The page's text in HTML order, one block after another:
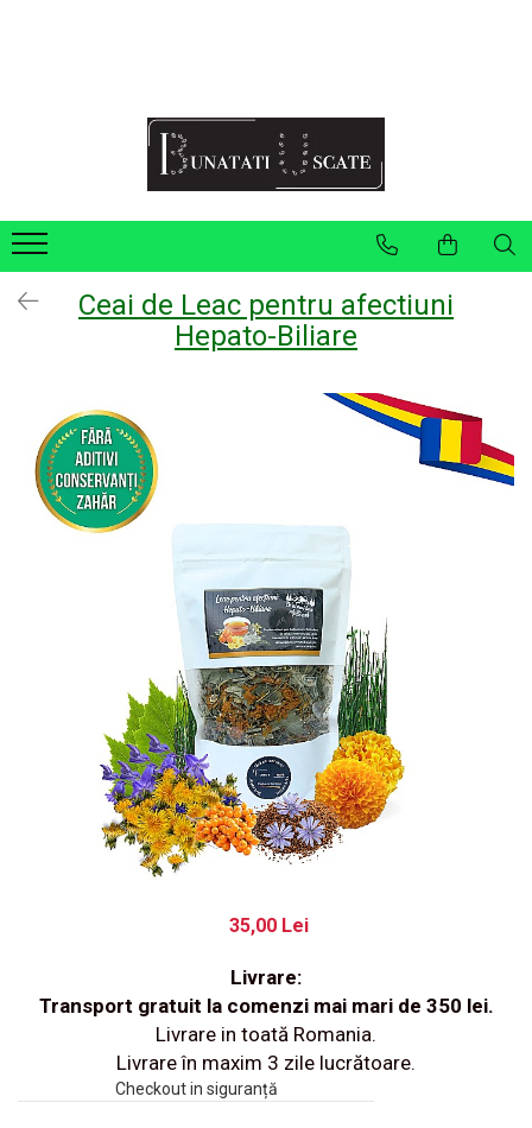
Fructe
Pulberi
Ceai de Leac pentru afectiuni
Hepato-Biliare
35,00 Lei
Livrare:
Transport gratuit la comenzi mai mari de 350 lei.
Livrare in toată Romania.
Livrare în maxim 3 zile lucrătoare.
Checkout in siguranță